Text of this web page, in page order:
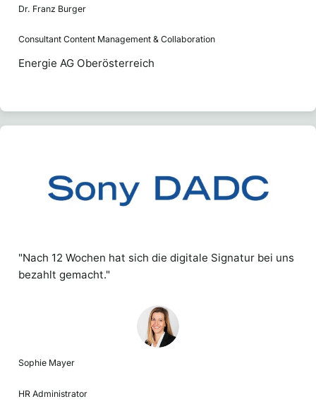
Dr. Franz Burger
Consultant Content Management & Collaboration
Energie AG Oberösterreich
"Nach 12 Wochen hat sich die digitale Signatur bei uns
bezahlt gemacht."
Sophie Mayer
HR Administrator